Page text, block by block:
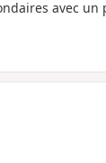
avec un